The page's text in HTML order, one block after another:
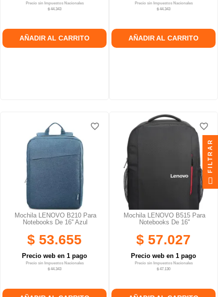
Precio sin Impuestos Nacionales
$ 44.343
AÑADIR AL CARRITO
Precio sin Impuestos Nacionales
$ 44.343
AÑADIR AL CARRITO
Mochila LENOVO B210 Para
Notebooks De 16'' Azul
$ 53.655
Precio web en 1 pago
Precio sin Impuestos Nacionales
$ 44.343
favorite_border
favorite_border
Mochila LENOVO B515 Para
Notebooks De 16''
$ 57.027
Precio web en 1 pago
Precio sin Impuestos Nacionales
$ 47.130
favorite_border
favorite_border
FILTRAR